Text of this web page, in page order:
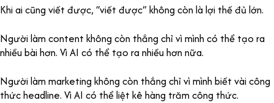
Khi ai cũng viết được, “viết được” không còn là lợi thế đủ lớn.
Người làm content không còn thắng chỉ vì mình có thể tạo ra
nhiều bài hơn. Vì AI có thể tạo ra nhiều hơn nữa.
Người làm marketing không còn thắng chỉ vì mình biết vài công
thức headline. Vì AI có thể liệt kê hàng trăm công thức.